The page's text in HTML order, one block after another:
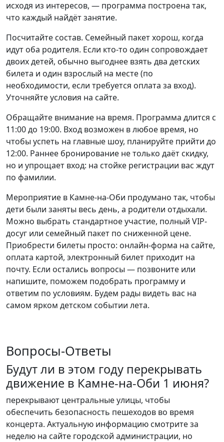
исходя из интересов, — программа построена так,
что каждый найдёт занятие.
Посчитайте состав. Семейный пакет хорош, когда
идут оба родителя. Если кто-то один сопровождает
двоих детей, обычно выгоднее взять два детских
билета и один взрослый на месте (по
необходимости, если требуется оплата за вход).
Уточняйте условия на сайте.
Обращайте внимание на время. Программа длится с
11:00 до 19:00. Вход возможен в любое время, но
чтобы успеть на главные шоу, планируйте прийти до
12:00. Раннее бронирование не только даёт скидку,
но и упрощает вход: на стойке регистрации вас ждут
по фамилии.
Мероприятие в Камне-на-Оби продумано так, чтобы
дети были заняты весь день, а родители отдыхали.
Можно выбрать стандартное участие, полный VIP-
досуг или семейный пакет по сниженной цене.
Приобрести билеты просто: онлайн-форма на сайте,
оплата картой, электронный билет приходит на
почту. Если остались вопросы — позвоните или
напишите, поможем подобрать программу и
ответим по условиям. Будем рады видеть вас на
самом ярком детском событии лета.
Вопросы-Ответы
Будут ли в этом году перекрывать
движение в Камне-на-Оби 1 июня?
перекрывают центральные улицы, чтобы
обеспечить безопасность пешеходов во время
концерта. Актуальную информацию смотрите за
неделю на сайте городской администрации, но